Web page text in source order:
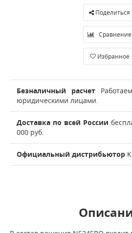
Поделиться
Сравнение
Избранное
Безналичный расчет
юридическими лицами.
Доставка по всей России
000 руб.
Официальный дистрибьютор